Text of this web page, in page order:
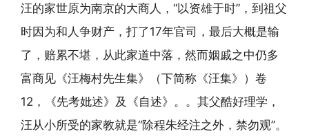
汪的家世原为南京的大商人，“以资雄于时”，到祖父
时因为和人争财产，打了17年官司，最后大概是输
了，赔累不堪，从此家道中落，然而姻戚之中仍多
富商见《汪梅村先生集》（下简称《汪集》）卷
12，《先考妣述》及《自述》。。其父酷好理学，
汪从小所受的家教就是“除程朱经注之外，禁勿观”。